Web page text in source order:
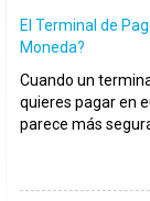
El Terminal de
Moneda?
Cuando un
quieres pagar en
parece más